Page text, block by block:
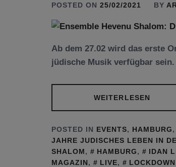
POSTED ON 25/02/2021 BY
Ab dem 27.02 wird das erste
jüdische Musik verfügbar
WEITERLESEN
POSTED IN EVENTS, HAMBURG,
JAHRE JUDISCHES LEBEN IN
SHALOM, HAMBURG, IDAN
MAGAZIN, LIVE, LOCKDOWN